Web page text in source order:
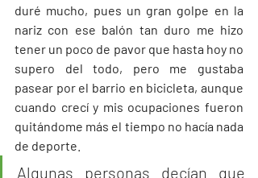
duré mucho, pues un gran golpe en la
nariz con ese balón tan duro me hizo
tener un poco de pavor que hasta hoy no
supero del todo, pero me gustaba
pasear por el barrio en bicicleta, aunque
cuando crecí y mis ocupaciones fueron
quitándome más el tiempo no hacía nada
de deporte.
Algunas personas decían que